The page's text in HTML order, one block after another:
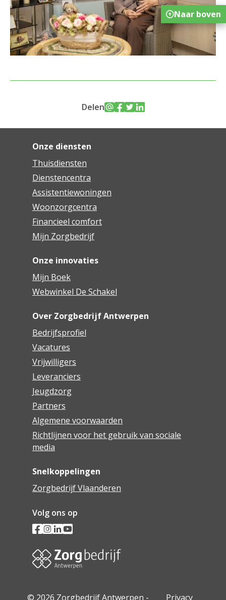
Delen
Onze diensten
Thuisdiensten
Dienstencentra
Assistentiewoningen
Woonzorgcentra
Financieel comfort
Mijn Zorgbedrijf
Onze innovaties
Mijn Boek
Webwinkel De Schakel
Over Zorgbedrijf Antwerpen
Bedrijfsprofiel
Vacatures
Vrijwilligers
Leveranciers
Jeugdzorg
Partners
Algemene voorwaarden
Richtlijnen voor het gebruik van sociale
media
Snelkoppelingen
Zorgbedrijf Vlaanderen
Volg ons op
© 2026 Zorgbedrijf Antwerpen - Privacy
Naar boven